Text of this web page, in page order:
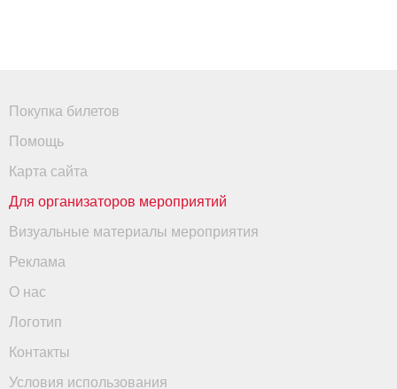
Покупка билетов
Помощь
Карта сайта
Для организаторов мероприятий
Визуальные материалы мероприятия
Реклама
О нас
Логотип
Контакты
Условия использования